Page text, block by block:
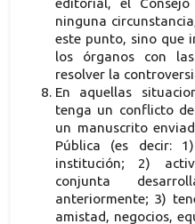
editorial, el
ninguna
este punto, sino que
los órganos con
resolver la
En aquellas
tenga un conflicto
un manuscrito
Pública (es decir:
institución; 2)
conjunta
anteriormente; 3)
amistad, negocios,